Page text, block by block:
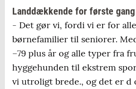
Landdækkende for første gang
- Det gør vi, fordi vi er for
børnefamilier til seniorer.
–79 plus år og alle typer fra
hyggehunden til ekstrem
vi utroligt brede., og det er d